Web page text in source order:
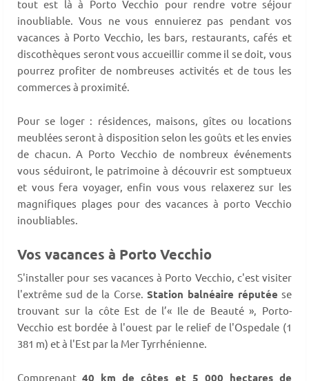
tout est là à Porto Vecchio pour rendre votre séjour
inoubliable. Vous ne vous ennuierez pas pendant vos
vacances à Porto Vecchio, les bars, restaurants, cafés et
discothèques seront vous accueillir comme il se doit, vous
pourrez profiter de nombreuses activités et de tous les
commerces à proximité.
Pour se loger : résidences, maisons, gîtes ou locations
meublées seront à disposition selon les goûts et les envies
de chacun. A Porto Vecchio de nombreux événements
vous séduiront, le patrimoine à découvrir est somptueux
et vous fera voyager, enfin vous vous relaxerez sur les
magnifiques plages pour des vacances à porto Vecchio
inoubliables.
Vos vacances à Porto Vecchio
S'installer pour ses vacances à Porto Vecchio, c'est visiter
l'extrême sud de la Corse. Station balnéaire réputée se
trouvant sur la côte Est de l’« Ile de Beauté », Porto-
Vecchio est bordée à l'ouest par le relief de l'Ospedale (1
381 m) et à l'Est par la Mer Tyrrhénienne.
Comprenant40 km de côtes et 5 000 hectares de